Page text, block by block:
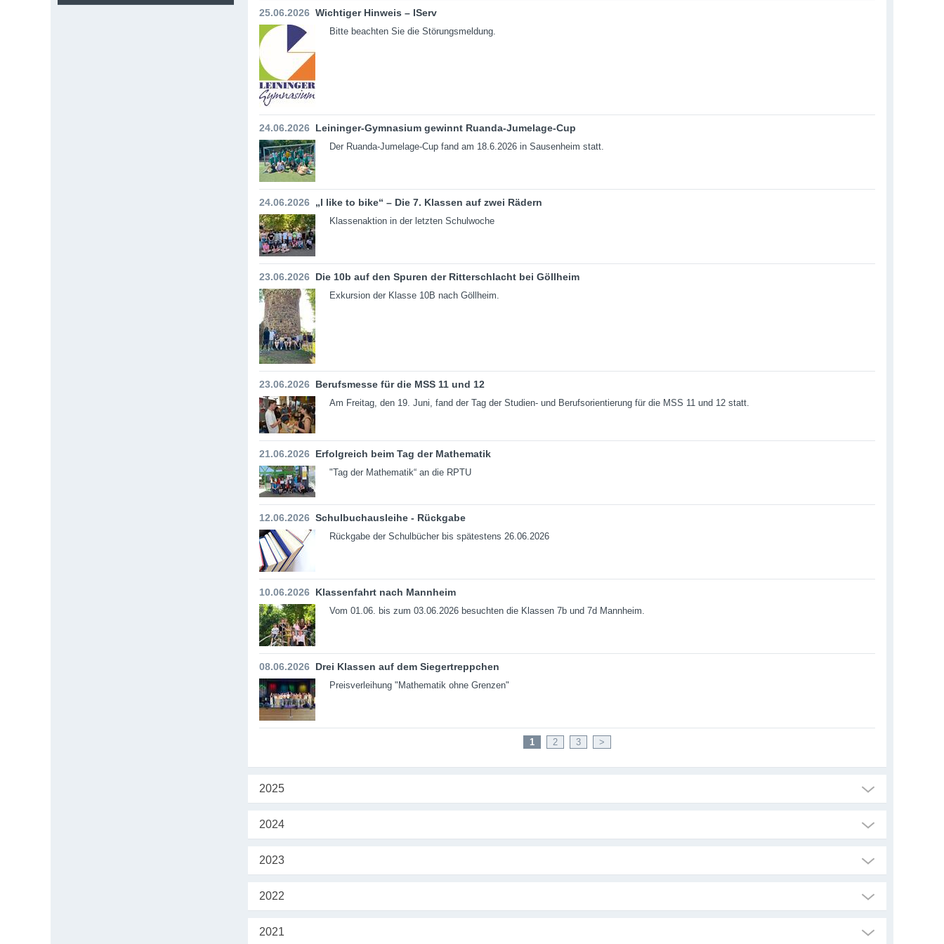
25.06.2026 Wichtiger Hinweis – IServ
Bitte beachten Sie die Störungsmeldung.
24.06.2026 Leininger-Gymnasium gewinnt Ruanda-Jumelage-Cup
Der Ruanda-Jumelage-Cup fand am 18.6.2026 in Sausenheim statt.
24.06.2026 „I like to bike“ – Die 7. Klassen auf zwei Rädern
Klassenaktion in der letzten Schulwoche
23.06.2026 Die 10b auf den Spuren der Ritterschlacht bei Göllheim
Exkursion der Klasse 10B nach Göllheim.
23.06.2026 Berufsmesse für die MSS 11 und 12
Am Freitag, den 19. Juni, fand der Tag der Studien- und Berufsorientierung für die MSS 11 und 12 statt.
21.06.2026 Erfolgreich beim Tag der Mathematik
"Tag der Mathematik“ an die RPTU
12.06.2026 Schulbuchausleihe - Rückgabe
Rückgabe der Schulbücher bis spätestens 26.06.2026
10.06.2026 Klassenfahrt nach Mannheim
Vom 01.06. bis zum 03.06.2026 besuchten die Klassen 7b und 7d Mannheim.
08.06.2026 Drei Klassen auf dem Siegertreppchen
Preisverleihung "Mathematik ohne Grenzen"
1 2 3 >
2025
2024
2023
2022
2021